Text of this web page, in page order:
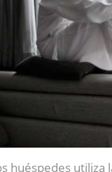
huéspedes